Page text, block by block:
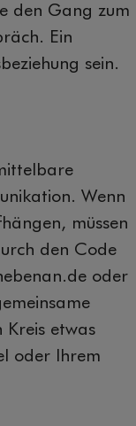
den Gang zum
Ein
sein.
Wenn
müssen
den Code
oder
Kreis etwas
oder Ihrem